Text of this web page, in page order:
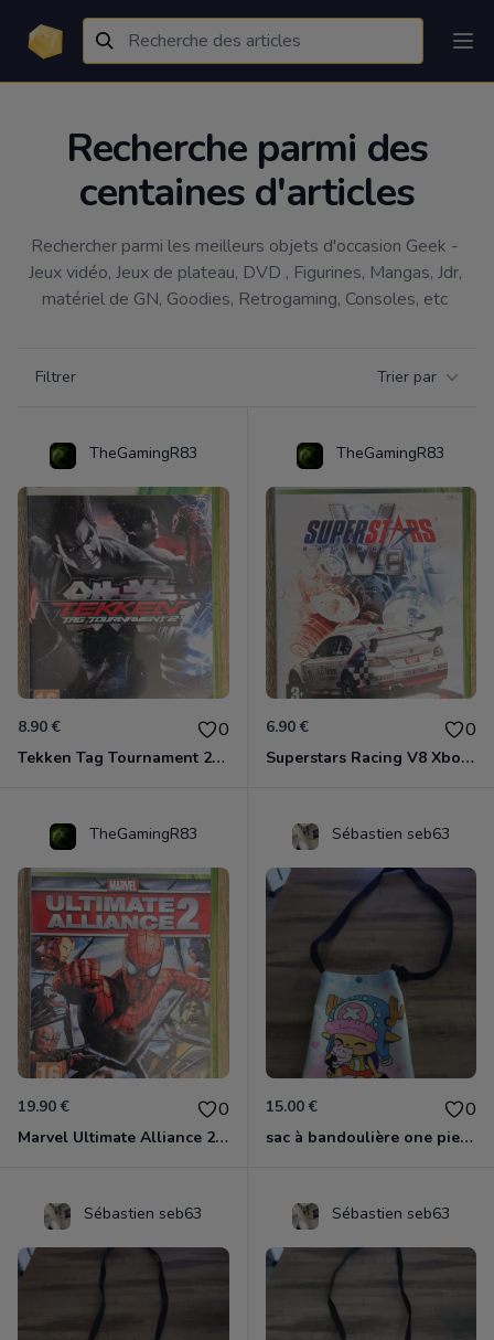
Recherche parmi des
centaines d'articles
Rechercher parmi les meilleurs objets d'occasion Geek -
Jeux vidéo, Jeux de plateau, DVD , Figurines, Mangas, Jdr,
matériel de GN, Goodies, Retrogaming, Consoles, etc
Filtrer Trier par
TheGamingR83
8.90 € 0
Tekken Tag Tournament 2 Xbox 360
TheGamingR83
6.90 € 0
Superstars Racing V8 Xbox 360
TheGamingR83
19.90 € 0
Marvel Ultimate Alliance 2 Xbox 360
Sébastien seb63
15.00 € 0
sac à bandoulière one piece chopper
Sébastien seb63 Sébastien seb63